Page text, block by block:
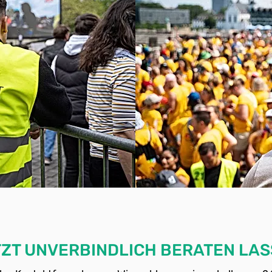
UNVERBINDLICH BERATEN